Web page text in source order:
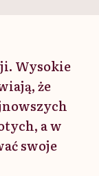
Wysokie
że
a w
swoje